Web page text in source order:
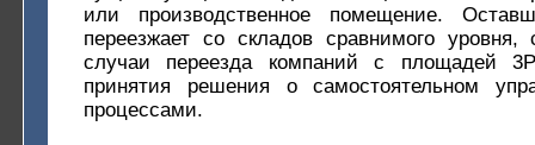
или производственное помещение.
переезжает со складов сравнимого
случаи переезда компаний с площадей
принятия решения о самостоятельном
процессами.